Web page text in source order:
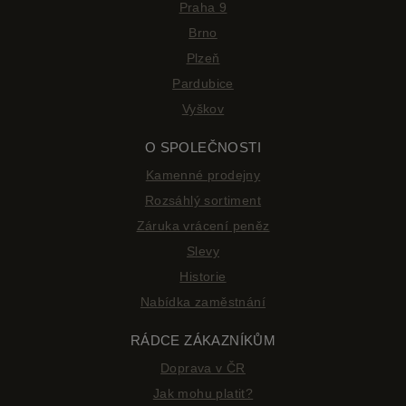
Praha 9
Brno
Plzeň
Pardubice
Vyškov
O SPOLEČNOSTI
Kamenné prodejny
Rozsáhlý sortiment
Záruka vrácení peněz
Slevy
Historie
Nabídka zaměstnání
RÁDCE ZÁKAZNÍKŮM
Doprava v ČR
Jak mohu platit?